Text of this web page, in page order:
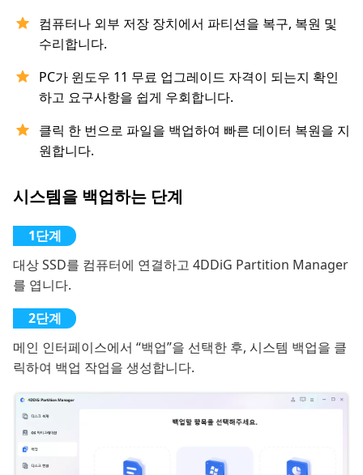
컴퓨터나 외부 저장 장치에서 파티션을 복구, 복원 및
수리합니다.
PC가 윈도우 11 무료 업그레이드 자격이 되는지 확인
하고 요구사항을 쉽게 우회합니다.
클릭 한 번으로 파일을 백업하여 빠른 데이터 복원을 지
원합니다.
시스템을 백업하는 단계
대상 SSD를 컴퓨터에 연결하고 4DDiG Partition Manager
를 엽니다.
메인 인터페이스에서 “백업”을 선택한 후, 시스템 백업을 클
릭하여 백업 작업을 생성합니다.